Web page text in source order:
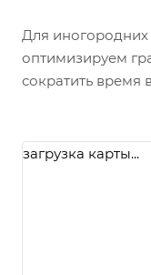
Для
оптимизируем
сократить время
загрузка карты...